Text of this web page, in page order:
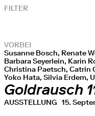
FILTER
VORBEI
Susanne Bosch, Renate
Barbara Seyerlein, Karin
Christina Paetsch, Catrin
Yoko Hata, Silvia Erdem,
Goldrausch
AUSSTELLUNG 15.